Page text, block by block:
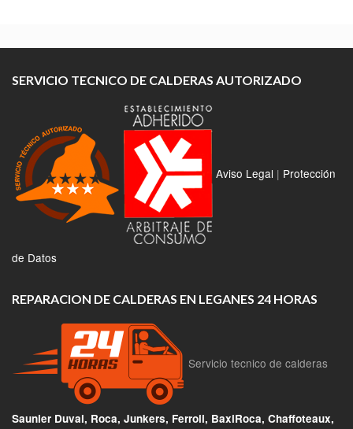
SERVICIO TECNICO DE CALDERAS AUTORIZADO
Aviso Legal | Protección
de Datos
REPARACION DE CALDERAS EN LEGANES 24 HORAS
Servicio tecnico de calderas
Saunier Duval, Roca, Junkers, Ferroli, BaxiRoca, Chaffoteaux,